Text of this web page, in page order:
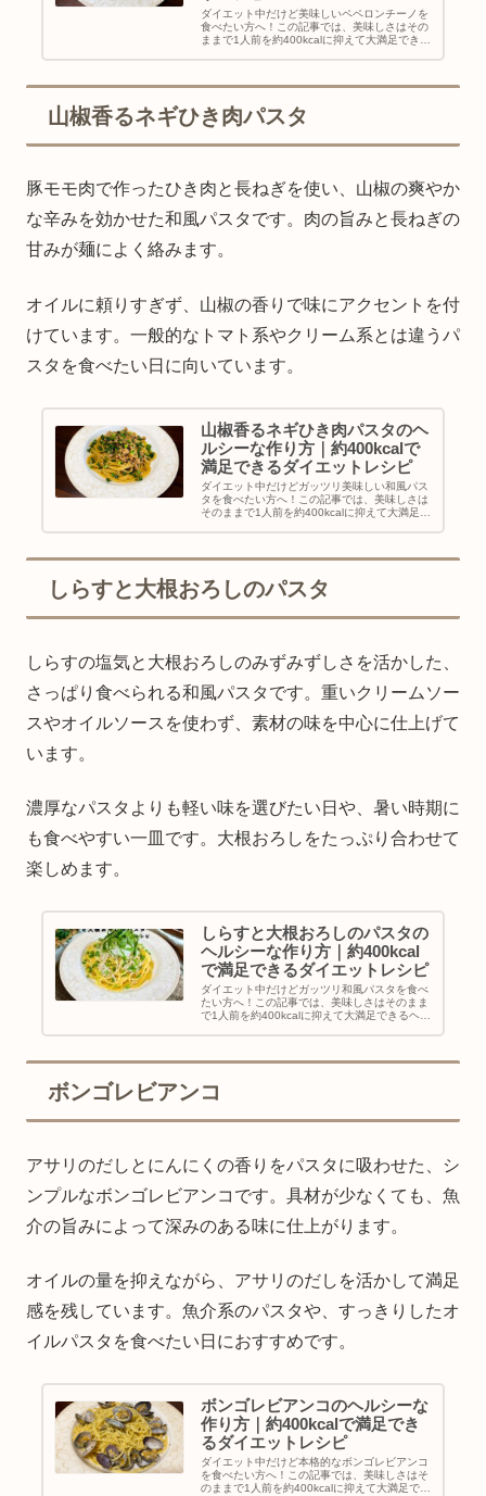
ダイエット中だけど美味しいペペロンチーノを
食べたい方へ！この記事では、美味しさはその
ままで1人前を約400kcalに抑えて大満足できる
シピです。
山椒香るネギひき肉パスタ
豚モモ肉で作ったひき肉と長ねぎを使い、山椒の爽やか
な辛みを効かせた和風パスタです。肉の旨みと長ねぎの
甘みが麺によく絡みます。
オイルに頼りすぎず、山椒の香りで味にアクセントを付
けています。一般的なトマト系やクリーム系とは違うパ
スタを食べたい日に向いています。
山椒香るネギひき肉パスタのヘ
ルシーな作り方｜約400kcalで
満足できるダイエットレシピ
ダイエット中だけどガッツリ美味しい和風パス
タを食べたい方へ！この記事では、美味しさは
そのままで1人前を約400kcalに抑えて大満足で
ゼロで楽しめるダイエットレシピです。
しらすと大根おろしのパスタ
しらすの塩気と大根おろしのみずみずしさを活かした、
さっぱり食べられる和風パスタです。重いクリームソー
スやオイルソースを使わず、素材の味を中心に仕上げて
います。
濃厚なパスタよりも軽い味を選びたい日や、暑い時期に
も食べやすい一皿です。大根おろしをたっぷり合わせて
楽しめます。
しらすと大根おろしのパスタの
ヘルシーな作り方｜約400kcal
で満足できるダイエットレシピ
ダイエット中だけどガッツリ和風パスタを食べ
たい方へ！この記事では、美味しさはそのまま
で1人前を約400kcalに抑えて大満足できるヘル
ボンゴレビアンコ
アサリのだしとにんにくの香りをパスタに吸わせた、シ
ンプルなボンゴレビアンコです。具材が少なくても、魚
介の旨みによって深みのある味に仕上がります。
オイルの量を抑えながら、アサリのだしを活かして満足
感を残しています。魚介系のパスタや、すっきりしたオ
イルパスタを食べたい日におすすめです。
ボンゴレビアンコのヘルシーな
作り方｜約400kcalで満足でき
るダイエットレシピ
ダイエット中だけど本格的なボンゴレビアンコ
を食べたい方へ！この記事では、美味しさはそ
のままで1人前を約400kcalに抑えて大満足でき